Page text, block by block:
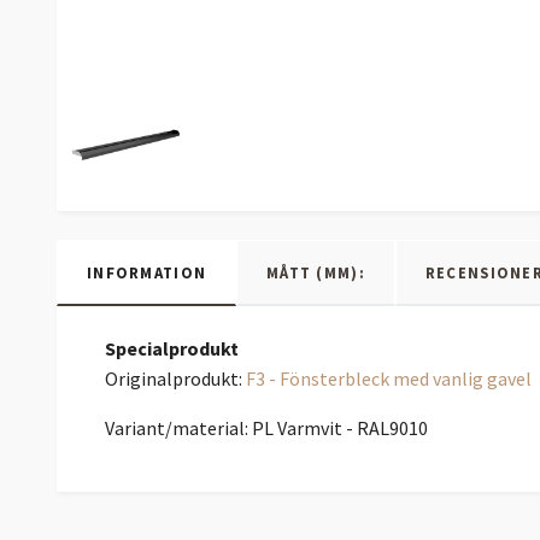
INFORMATION MÅTT (MM):
Specialprodukt
Originalprodukt: F3 - Fönsterbleck med vanlig gavel
Variant/material: PL Varmvit - RAL9010